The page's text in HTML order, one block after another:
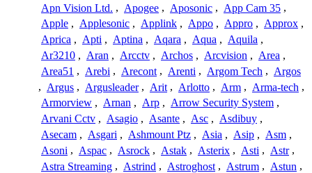
Apn Vision Ltd. , Apogee , Aposonic , App Cam 35 ,
Apple , Applesonic , Applink , Appo , Appro , Approx ,
Aprica , Apti , Aptina , Aqara , Aqua , Aquila ,
Ar3210 , Aran , Arcctv , Archos , Arcvision , Area ,
Area51 , Arebi , Arecont , Arenti , Argom Tech , Argos
, Argus , Argusleader , Arit , Arlotto , Arm , Arma-tech ,
Armorview , Arnan , Arp , Arrow Security System ,
Arvani Cctv , Asagio , Asante , Asc , Asdibuy ,
Asecam , Asgari , Ashmount Ptz , Asia , Asip , Asm ,
Asoni , Aspac , Asrock , Astak , Asterix , Asti , Astr ,
Astra Streaming , Astrind , Astroghost , Astrum , Astun ,